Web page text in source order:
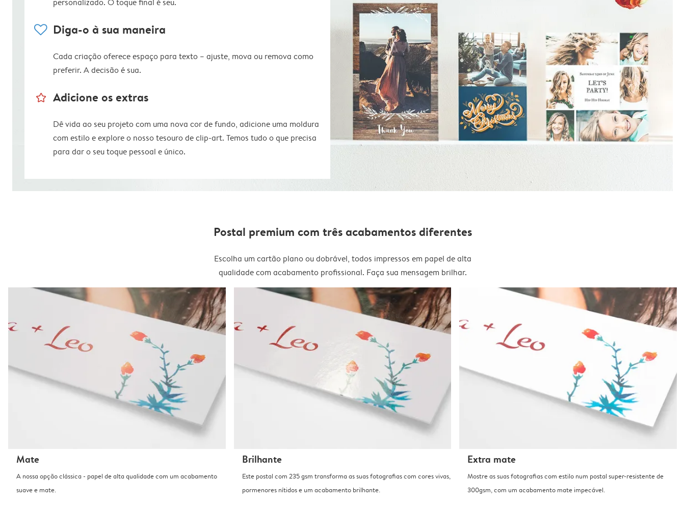
personalizado. O toque final é seu.
heart Diga-o à sua maneira
Cada criação oferece espaço para texto – ajuste, mova ou remova como
preferir. A decisão é sua.
star_outline Adicione os extras
Dê vida ao seu projeto com uma nova cor de fundo, adicione uma moldura
com estilo e explore o nosso tesouro de clip-art. Temos tudo o que precisa
para dar o seu toque pessoal e único.
Postal premium com três acabamentos diferentes
Escolha um cartão plano ou dobrável, todos impressos em papel de alta
qualidade com acabamento profissional. Faça sua mensagem brilhar.
Mate
A nossa opção clássica - papel de alta qualidade com um acabamento
suave e mate.
Brilhante
Este postal com 235 gsm transforma as suas fotografias com cores vivas,
pormenores nítidos e um acabamento brilhante.
Extra mate
Mostre as suas fotografias com estilo num postal super-resistente de
300gsm, com um acabamento mate impecável.